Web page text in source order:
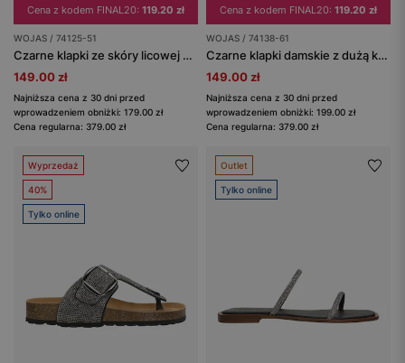
Cena z kodem FINAL20: 119.20 zł
WOJAS / 74125-51
Czarne klapki ze skóry licowej z ozdobnymi nitami
149.00 zł
Najniższa cena z 30 dni przed
wprowadzeniem obniżki: 179.00 zł
Cena regularna: 379.00 zł
Cena z kodem FINAL20: 119.20 zł
WOJAS / 74138-61
Czarne klapki damskie z dużą kokardą
149.00 zł
Najniższa cena z 30 dni przed
wprowadzeniem obniżki: 199.00 zł
Cena regularna: 379.00 zł
Wyprzedaż
40%
Tylko online
Outlet
Tylko online